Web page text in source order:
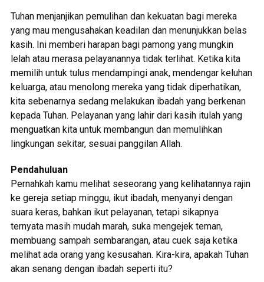
Tuhan menjanjikan pemulihan dan kekuatan bagi mereka
yang mau mengusahakan keadilan dan menunjukkan belas
kasih. Ini memberi harapan bagi pamong yang mungkin
lelah atau merasa pelayanannya tidak terlihat. Ketika kita
memilih untuk tulus mendampingi anak, mendengar keluhan
keluarga, atau menolong mereka yang tidak diperhatikan,
kita sebenarnya sedang melakukan ibadah yang berkenan
kepada Tuhan. Pelayanan yang lahir dari kasih itulah yang
menguatkan kita untuk membangun dan memulihkan
lingkungan sekitar, sesuai panggilan Allah.
Pendahuluan
Pernahkah kamu melihat seseorang yang kelihatannya rajin
ke gereja setiap minggu, ikut ibadah, menyanyi dengan
suara keras, bahkan ikut pelayanan, tetapi sikapnya
ternyata masih mudah marah, suka mengejek teman,
membuang sampah sembarangan, atau cuek saja ketika
melihat ada orang yang kesusahan. Kira-kira, apakah Tuhan
akan senang dengan ibadah seperti itu?